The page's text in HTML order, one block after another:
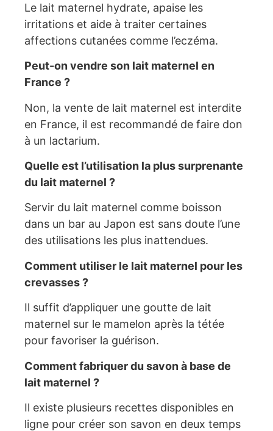
Le lait maternel hydrate, apaise les
irritations et aide à traiter certaines
affections cutanées comme l’eczéma.
Peut-on vendre son lait maternel en
France ?
Non, la vente de lait maternel est interdite
en France, il est recommandé de faire don
à un lactarium.
Quelle est l’utilisation la plus surprenante
du lait maternel ?
Servir du lait maternel comme boisson
dans un bar au Japon est sans doute l’une
des utilisations les plus inattendues.
Comment utiliser le lait maternel pour les
crevasses ?
Il suffit d’appliquer une goutte de lait
maternel sur le mamelon après la tétée
pour favoriser la guérison.
Comment fabriquer du savon à base de
lait maternel ?
Il existe plusieurs recettes disponibles en
ligne pour créer son savon en deux temps